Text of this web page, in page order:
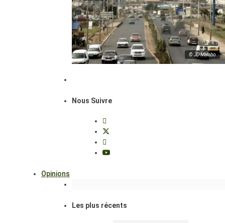
© JD Malabo
Nous Suivre
Opinions
Les plus récents